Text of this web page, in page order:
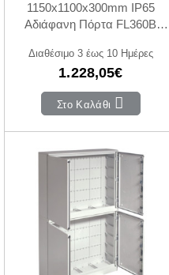
1150x1100x300mm IP65
Αδιάφανη Πόρτα FL360B
Διαθέσιμο 3 έως 10 Ημέρες
1.228,05€
Στο Καλάθι